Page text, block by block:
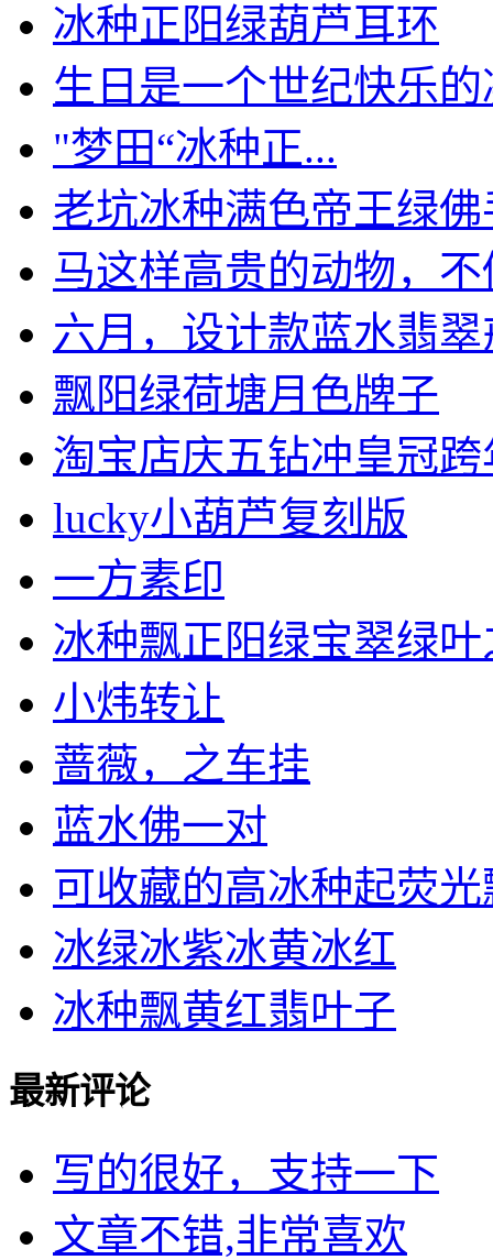
冰种正阳绿葫芦耳环
生日是一个世纪快乐的
"梦田“冰种正...
老坑冰种满色帝王绿佛
马这样高贵的动物，不
六月，设计款蓝水翡翠
飘阳绿荷塘月色牌子
淘宝店庆五钻冲皇冠跨
lucky小葫芦复刻版
一方素印
冰种飘正阳绿宝翠绿叶
小炜转让
蔷薇，之车挂
蓝水佛一对
可收藏的高冰种起荧光
冰绿冰紫冰黄冰红
冰种飘黄红翡叶子
最新评论
写的很好，支持一下
文章不错,非常喜欢